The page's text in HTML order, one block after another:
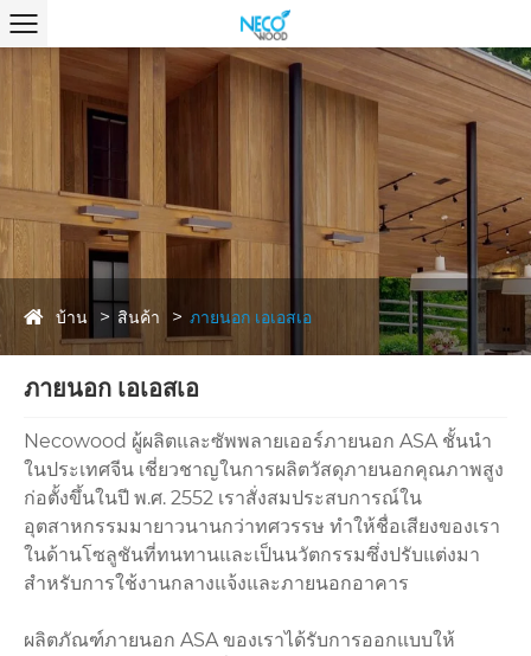
บ้าน สินค้า ภายนอก เอเอสเอ
ภายนอก เอเอสเอ
Necowood ผู้ผลิตและซัพพลายเออร์ภายนอก ASA ชั้นนำ
ในประเทศจีน เชี่ยวชาญในการผลิตวัสดุภายนอกคุณภาพสูง
ก่อตั้งขึ้นในปี พ.ศ. 2552 เราสั่งสมประสบการณ์ใน
อุตสาหกรรมมายาวนานกว่าทศวรรษ ทำให้ชื่อเสียงของเรา
ในด้านโซลูชันที่ทนทานและเป็นนวัตกรรมซึ่งปรับแต่งมา
สำหรับการใช้งานกลางแจ้งและภายนอกอาคาร
ผลิตภัณฑ์ภายนอก ASA ของเราได้รับการออกแบบให้